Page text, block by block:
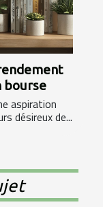
bourse
aspiration
désireux de...